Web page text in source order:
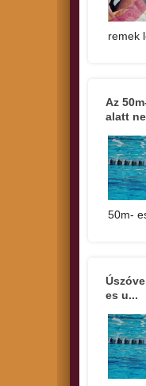
remek
Az
alatt
50m-
es u...